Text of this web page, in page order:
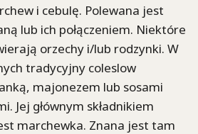
i cebulę. Polewana jest
lub ich połączeniem. Niektóre
orzechy i/lub rodzynki. W
tradycyjny coleslow
majonezem lub sosami
Jej głównym składnikiem
marchewka. Znana jest tam